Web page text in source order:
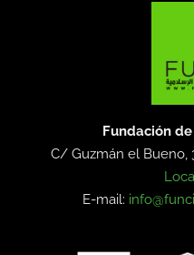
Fundación
C/ Guzmán el Bueno,
E-mail: